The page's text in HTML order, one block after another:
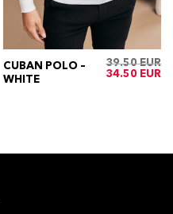
CUBAN POLO –
WHITE
39.50
34.50